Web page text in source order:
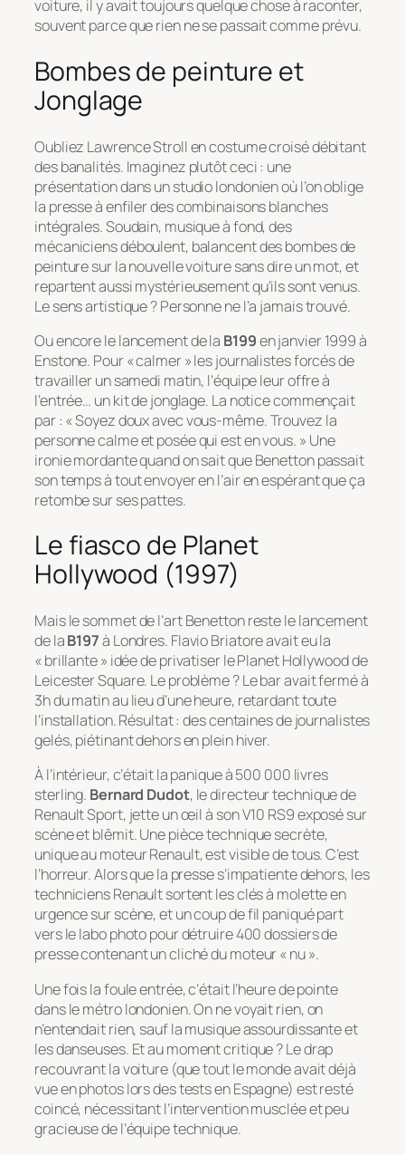
voiture, il y avait toujours quelque chose à raconter,
souvent parce que rien ne se passait comme prévu.
Bombes de peinture et
Jonglage
Oubliez Lawrence Stroll en costume croisé débitant
des banalités. Imaginez plutôt ceci : une
présentation dans un studio londonien où l’on oblige
la presse à enfiler des combinaisons blanches
intégrales. Soudain, musique à fond, des
mécaniciens déboulent, balancent des bombes de
peinture sur la nouvelle voiture sans dire un mot, et
repartent aussi mystérieusement qu’ils sont venus.
Le sens artistique ? Personne ne l’a jamais trouvé.
Ou encore le lancement de la B199en janvier 1999 à
Enstone. Pour « calmer » les journalistes forcés de
travailler un samedi matin, l’équipe leur offre à
l’entrée… un kit de jonglage. La notice commençait
par : « Soyez doux avec vous-même. Trouvez la
personne calme et posée qui est en vous. » Une
ironie mordante quand on sait que Benetton passait
son temps à tout envoyer en l’air en espérant que ça
retombe sur ses pattes.
Le fiasco de Planet
Hollywood (1997)
Mais le sommet de l’art Benetton reste le lancement
de laB197à Londres. Flavio Briatore avait eu la
« brillante » idée de privatiser le Planet Hollywood de
Leicester Square. Le problème ? Le bar avait fermé à
3h du matin au lieu d’une heure, retardant toute
l’installation. Résultat : des centaines de journalistes
gelés, piétinant dehors en plein hiver.
À l’intérieur, c’était la panique à 500 000 livres
sterling. Bernard Dudot, le directeur technique de
Renault Sport, jette un œil à son V10 RS9 exposé sur
scène et blêmit. Une pièce technique secrète,
unique au moteur Renault, est visible de tous. C’est
l’horreur. Alors que la presse s’impatiente dehors, les
techniciens Renault sortent les clés à molette en
urgence sur scène, et un coup de fil paniqué part
vers le labo photo pour détruire 400 dossiers de
presse contenant un cliché du moteur « nu ».
Une fois la foule entrée, c’était l’heure de pointe
dans le métro londonien. On ne voyait rien, on
n’entendait rien, sauf la musique assourdissante et
les danseuses. Et au moment critique ? Le drap
recouvrant la voiture (que tout le monde avait déjà
vue en photos lors des tests en Espagne) est resté
coincé, nécessitant l’intervention musclée et peu
gracieuse de l’équipe technique.